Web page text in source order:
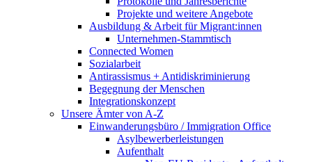
Projekte und weitere Angebote
Ausbildung & Arbeit für Migrant:innen
Unternehmen-Stammtisch
Connected Women
Sozialarbeit
Antirassismus + Antidiskriminierung
Begegnung der Menschen
Integrationskonzept
Unsere Ämter von A-Z
Einwanderungsbüro / Immigration Office
Asylbewerberleistungen
Aufenthalt